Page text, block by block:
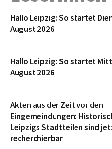
Hallo Leipzig: So startet
August 2026
Hallo Leipzig: So startet
August 2026
Akten aus der Zeit vor den
Eingemeindungen:
Leipzigs Stadtteilen sind
recherchierbar